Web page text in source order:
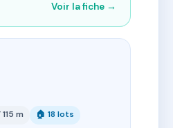
Voir la fiche →
115 m 🏠 18 lots